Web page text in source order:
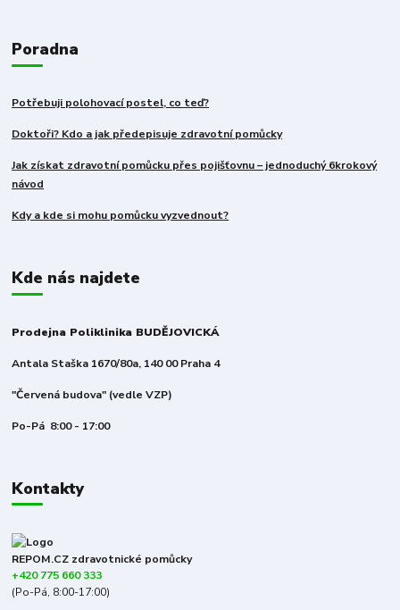
Poradna
Potřebuji polohovací postel, co teď?
Doktoři? Kdo a jak předepisuje zdravotní pomůcky
Jak získat zdravotní pomůcku přes pojišťovnu – jednoduchý 6krokový
návod
Kdy a kde si mohu pomůcku vyzvednout?
Kde nás najdete
Prodejna Poliklinika BUDĚJOVICKÁ
Antala Staška 1670/80a, 140 00 Praha 4
"Červená budova" (vedle VZP)
Po-Pá 8:00 - 17:00
Kontakty
REPOM.CZ zdravotnické pomůcky
+420 775 660 333
(Po-Pá, 8:00-17:00)